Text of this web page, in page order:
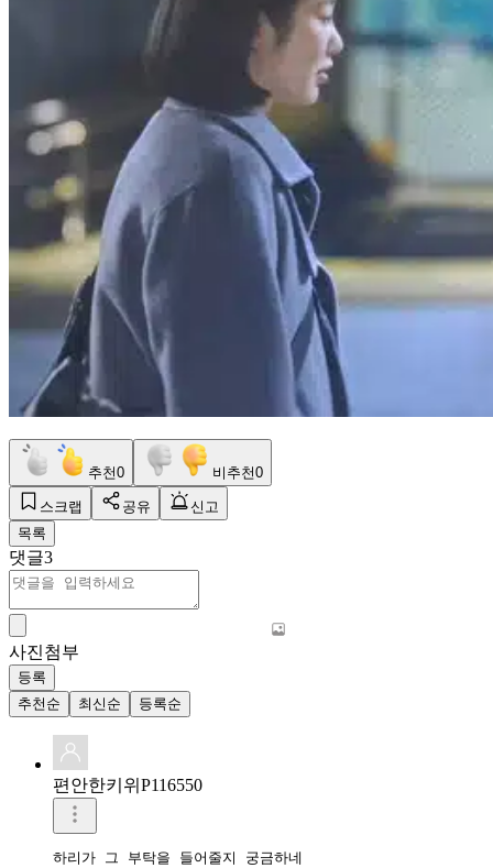
추천0 비추천0
스크랩 공유
신고
목록
댓글3
사진첨부
등록
추천순
최신순 등록순
편안한키위P116550
하리가 그 부탁을 들어줄지 궁금하네